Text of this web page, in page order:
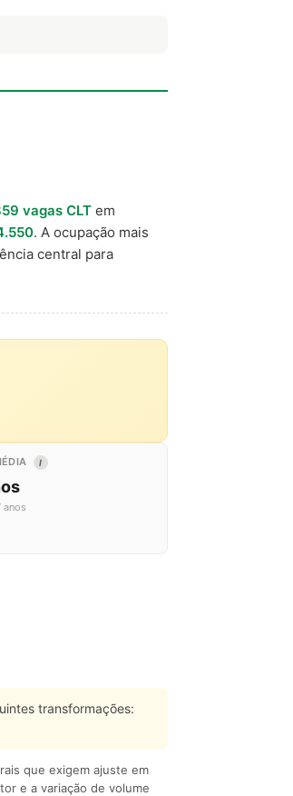
vagas CLT em
. A ocupação mais
central para
I
transformações:
que exigem ajuste em
e a variação de volume